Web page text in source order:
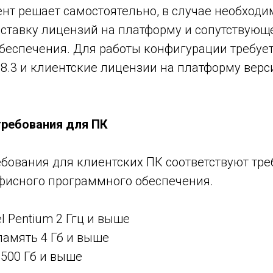
решает самостоятельно, в случае
лицензий на платформу и
Для работы конфигурации
и клиентские лицензии на платформу
для ПК
для клиентских ПК соответствуют
программного обеспечения.
Pentium 2 Ггц и выше
4 Гб и выше
Гб и выше